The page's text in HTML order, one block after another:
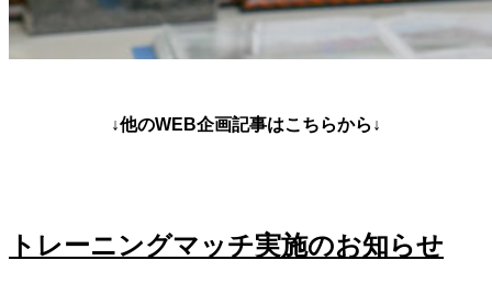
↓他のWEB企画記事はこちらから↓
トレーニングマッチ実施のお知らせ